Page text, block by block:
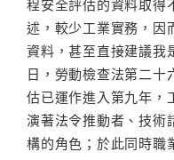
程安全評估的資料取得
述，較少工業實務，因
資料，甚至直接建議我
日，勞動檢查法第二十
估已運作進入第九年，
演著法令推動者、技術
構的角色；於此同時職